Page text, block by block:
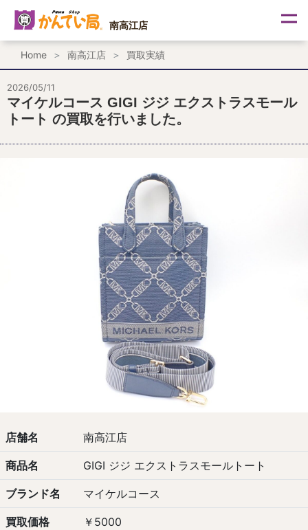
ス
ッ
プ
南高江店
Home 南高江店 買取実績
2026/05/11
マイケルコース GIGI ジジ エクストラスモール
トート の買取を行いました。
店舗名 南高江店
商品名 GIGI ジジ エクストラスモールトート
ブランド名 マイケルコース
買取価格 ￥5000